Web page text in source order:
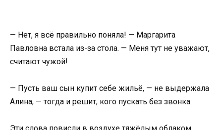
— Нет, я всё правильно поняла! — Маргарита
Павловна встала из-за стола. — Меня тут не уважают,
считают чужой!
— Пусть ваш сын купит себе жильё, — не выдержала
Алина, — тогда и решит, кого пускать без звонка.